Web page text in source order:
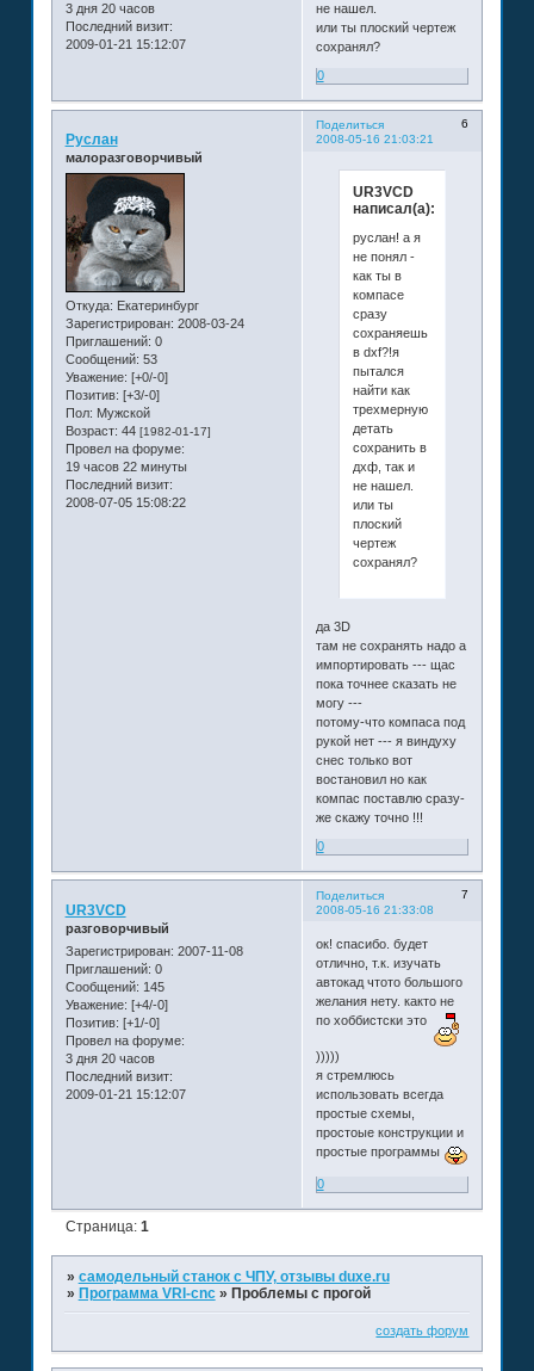
3 дня 20 часов
Последний визит:
2009-01-21 15:12:07
не нашел.
или ты плоский чертеж
сохранял?
0
Поделиться
6
2008-05-16 21:03:21
Руслан
малоразговорчивый
Откуда: Екатеринбург
Зарегистрирован: 2008-03-24
Приглашений: 0
Сообщений: 53
Уважение: [+0/-0]
Позитив: [+3/-0]
Пол: Мужской
Возраст: 44 [1982-01-17]
Провел на форуме:
19 часов 22 минуты
Последний визит:
2008-07-05 15:08:22
UR3VCD
написал(а):
руслан! а я
не понял -
как ты в
компасе
сразу
сохраняешь
в dxf?!я
пытался
найти как
трехмерную
детать
сохранить в
дхф, так и
не нашел.
или ты
плоский
чертеж
сохранял?
да 3D
там не сохранять надо а
импортировать --- щас
пока точнее сказать не
могу ---
потому-что компаса под
рукой нет --- я виндуху
снес только вот
востановил но как
компас поставлю сразу-
же скажу точно !!!
0
Поделиться
7
2008-05-16 21:33:08
UR3VCD
разговорчивый
Зарегистрирован: 2007-11-08
Приглашений: 0
Сообщений: 145
Уважение: [+4/-0]
Позитив: [+1/-0]
Провел на форуме:
3 дня 20 часов
Последний визит:
2009-01-21 15:12:07
ок! спасибо. будет
отлично, т.к. изучать
автокад чтото большого
желания нету. както не
по хоббистски это
)))))
я стремлюсь
использовать всегда
простые схемы,
простоые конструкции и
простые программы
0
Страница: 1
» самодельный станок с ЧПУ, отзывы duxe.ru
» Программа VRI-cnc » Проблемы с прогой
создать форум